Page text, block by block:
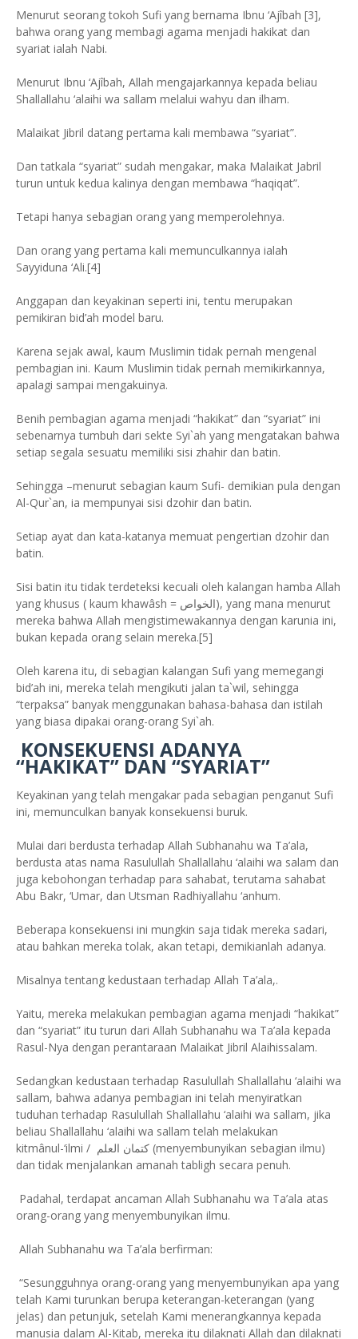
Menurut seorang tokoh Sufi yang bernama Ibnu ‘Ajîbah [3],
bahwa orang yang membagi agama menjadi hakikat dan
syariat ialah Nabi.
Menurut Ibnu ‘Ajîbah, Allah mengajarkannya kepada beliau
Shallallahu ‘alaihi wa sallam melalui wahyu dan ilham.
Malaikat Jibril datang pertama kali membawa “syariat”.
Dan tatkala “syariat” sudah mengakar, maka Malaikat Jabril
turun untuk kedua kalinya dengan membawa “haqiqat”.
Tetapi hanya sebagian orang yang memperolehnya.
Dan orang yang pertama kali memunculkannya ialah
Sayyiduna ‘Ali.[4]
Anggapan dan keyakinan seperti ini, tentu merupakan
pemikiran bid’ah model baru.
Karena sejak awal, kaum Muslimin tidak pernah mengenal
pembagian ini. Kaum Muslimin tidak pernah memikirkannya,
apalagi sampai mengakuinya.
Benih pembagian agama menjadi “hakikat” dan “syariat” ini
sebenarnya tumbuh dari sekte Syi`ah yang mengatakan bahwa
setiap segala sesuatu memiliki sisi zhahir dan batin.
Sehingga –menurut sebagian kaum Sufi- demikian pula dengan
Al-Qur`an, ia mempunyai sisi dzohir dan batin.
Setiap ayat dan kata-katanya memuat pengertian dzohir dan
batin.
Sisi batin itu tidak terdeteksi kecuali oleh kalangan hamba Allah
yang khusus ( kaum khawâsh = الخواص), yang mana menurut
mereka bahwa Allah mengistimewakannya dengan karunia ini,
bukan kepada orang selain mereka.[5]
Oleh karena itu, di sebagian kalangan Sufi yang memegangi
bid’ah ini, mereka telah mengikuti jalan ta`wil, sehingga
“terpaksa” banyak menggunakan bahasa-bahasa dan istilah
yang biasa dipakai orang-orang Syi`ah.
KONSEKUENSI ADANYA
“HAKIKAT” DAN “SYARIAT”
Keyakinan yang telah mengakar pada sebagian penganut Sufi
ini, memunculkan banyak konsekuensi buruk.
Mulai dari berdusta terhadap Allah Subhanahu wa Ta’ala,
berdusta atas nama Rasulullah Shallallahu ‘alaihi wa salam dan
juga kebohongan terhadap para sahabat, terutama sahabat
Abu Bakr, ‘Umar, dan Utsman Radhiyallahu ‘anhum.
Beberapa konsekuensi ini mungkin saja tidak mereka sadari,
atau bahkan mereka tolak, akan tetapi, demikianlah adanya.
Misalnya tentang kedustaan terhadap Allah Ta’ala,.
Yaitu, mereka melakukan pembagian agama menjadi “hakikat”
dan “syariat” itu turun dari Allah Subhanahu wa Ta’ala kepada
Rasul-Nya dengan perantaraan Malaikat Jibril Alaihissalam.
Sedangkan kedustaan terhadap Rasulullah Shallallahu ‘alaihi wa
sallam, bahwa adanya pembagian ini telah menyiratkan
tuduhan terhadap Rasulullah Shallallahu ‘alaihi wa sallam, jika
beliau Shallallahu ‘alaihi wa sallam telah melakukan
kitmânul-‘ilmi / كتمان العلم (menyembunyikan sebagian ilmu)
dan tidak menjalankan amanah tabligh secara penuh.
Padahal, terdapat ancaman Allah Subhanahu wa Ta’ala atas
orang-orang yang menyembunyikan ilmu.
Allah Subhanahu wa Ta’ala berfirman:
“Sesungguhnya orang-orang yang menyembunyikan apa yang
telah Kami turunkan berupa keterangan-keterangan (yang
jelas) dan petunjuk, setelah Kami menerangkannya kepada
manusia dalam Al-Kitab, mereka itu dilaknati Allah dan dilaknati